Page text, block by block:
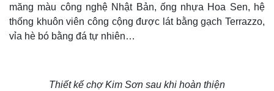
măng màu công nghệ Nhật Bản, ống nhựa Hoa Sen, hệ
thống khuôn viên công cộng được lát bằng gạch Terrazzo,
vỉa hè bó bằng đá tự nhiên…
Thiết kế chợ Kim Sơn sau khi hoàn thiện